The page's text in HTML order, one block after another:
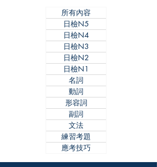
所有內容
日檢N5
日檢N4
日檢N3
日檢N2
日檢N1
名詞
動詞
形容詞
副詞
文法
練習考題
應考技巧